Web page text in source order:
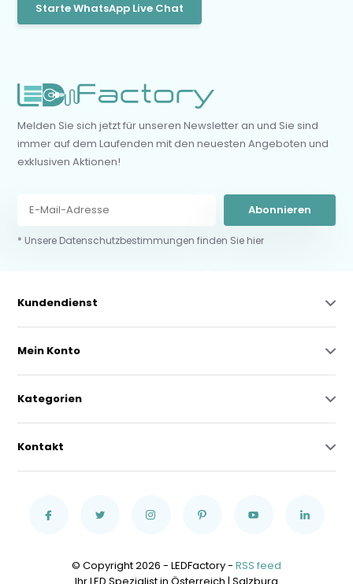
Starte WhatsApp Live Chat
Melden Sie sich jetzt für unseren Newsletter an und Sie sind
immer auf dem Laufenden mit den neuesten Angeboten und
exklusiven Aktionen!
Abonnieren
* Unsere Datenschutzbestimmungen finden Sie hier
Kundendienst
Mein Konto
Kategorien
Kontakt
© Copyright 2026 - LEDFactory - RSS feed